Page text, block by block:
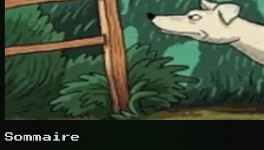
Sommaire